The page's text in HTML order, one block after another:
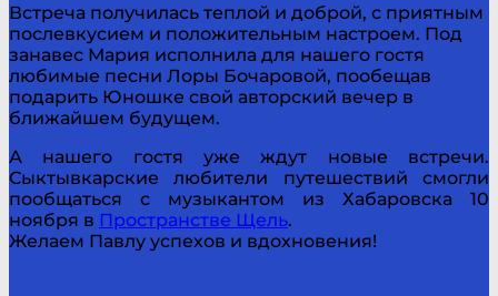
Встреча получилась теплой и доброй, с приятным
послевкусием и положительным настроем. Под
занавес Мария исполнила для нашего гостя
любимые песни Лоры Бочаровой, пообещав
подарить Юношке свой авторский вечер в
ближайшем будущем.
А нашего гостя уже ждут новые встречи.
Сыктывкарские любители путешествий смогли
пообщаться с музыкантом из Хабаровска 10
ноября в Пространстве Щель.
Желаем Павлу успехов и вдохновения!